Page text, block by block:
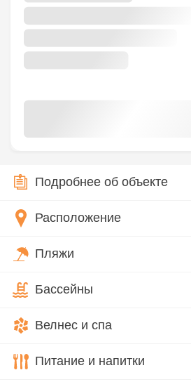
Подробнее об объекте
Расположение
Пляжи
Бассейны
Велнес и спа
Питание и напитки